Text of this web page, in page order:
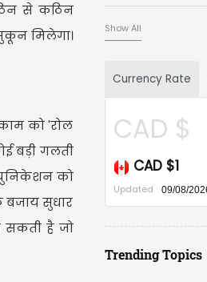
से कठिन
मिलेगा।
को 'रोल
बड़ी गलती
को
सुधार
सकती है जो
Show All
Currency Rate
CAD $
CAD $1 =
09/08/2026 00:30 IST
Trending Topics